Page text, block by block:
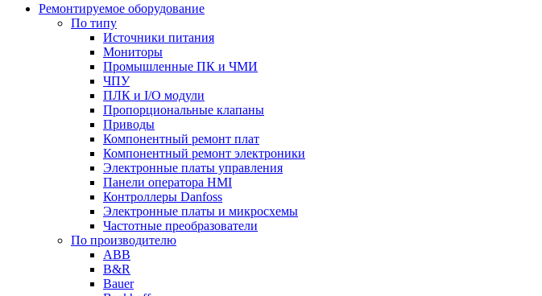
Ремонтируемое оборудование
По типу
Источники питания
Мониторы
Промышленные ПК и ЧМИ
ЧПУ
ПЛК и I/O модули
Пропорциональные клапаны
Приводы
Компонентный ремонт плат
Компонентный ремонт электроники
Электронные платы управления
Панели оператора HMI
Контроллеры Danfoss
Электронные платы и микросхемы
Частотные преобразователи
По производителю
ABB
B&R
Bauer